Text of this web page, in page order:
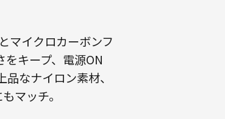
マイクロカーボンフ
をキープ、電源ON
なナイロン素材、
マッチ。